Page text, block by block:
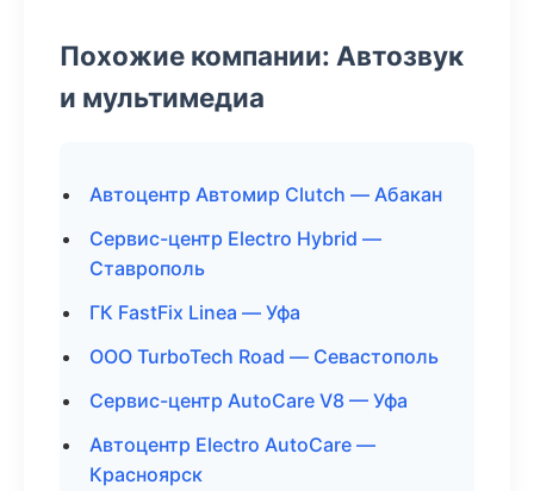
Похожие компании: Автозвук
и мультимедиа
Автоцентр Автомир Clutch — Абакан
Сервис-центр Electro Hybrid —
Ставрополь
ГК FastFix Linea — Уфа
ООО TurboTech Road — Севастополь
Сервис-центр AutoCare V8 — Уфа
Автоцентр Electro AutoCare —
Красноярск